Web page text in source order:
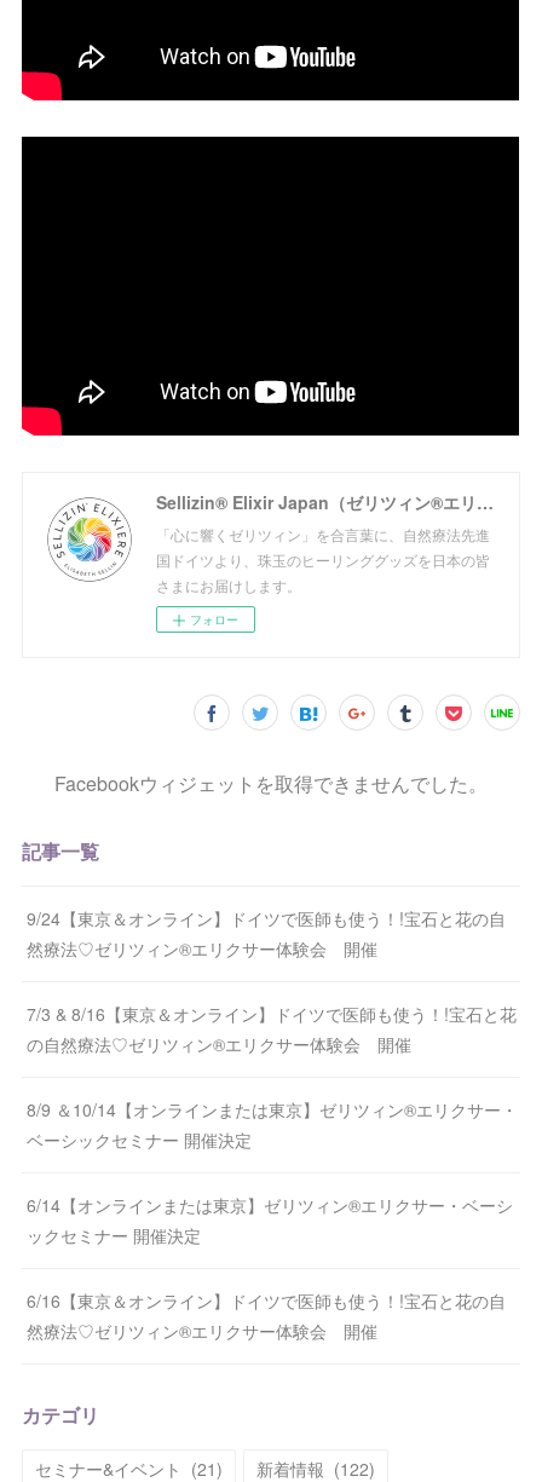
Sellizin® Elixir Japan（ゼリツィン®エリクサージャパン公式サイト）
「心に響くゼリツィン」を合言葉に、自然療法先進
国ドイツより、珠玉のヒーリンググッズを日本の皆
さまにお届けします。
フォロー
Facebookウィジェットを取得できませんでした。
記事一覧
9/24【東京＆オンライン】ドイツで医師も使う！!宝石と花の自
然療法♡ゼリツィン®エリクサー体験会 開催
7/3 & 8/16【東京＆オンライン】ドイツで医師も使う！!宝石と花
の自然療法♡ゼリツィン®エリクサー体験会 開催
8/9 ＆10/14【オンラインまたは東京】ゼリツィン®エリクサー・
ベーシックセミナー 開催決定
6/14【オンラインまたは東京】ゼリツィン®エリクサー・ベーシ
ックセミナー 開催決定
6/16【東京＆オンライン】ドイツで医師も使う！!宝石と花の自
然療法♡ゼリツィン®エリクサー体験会 開催
カテゴリ
セミナー&イベント (21) 新着情報 (122)